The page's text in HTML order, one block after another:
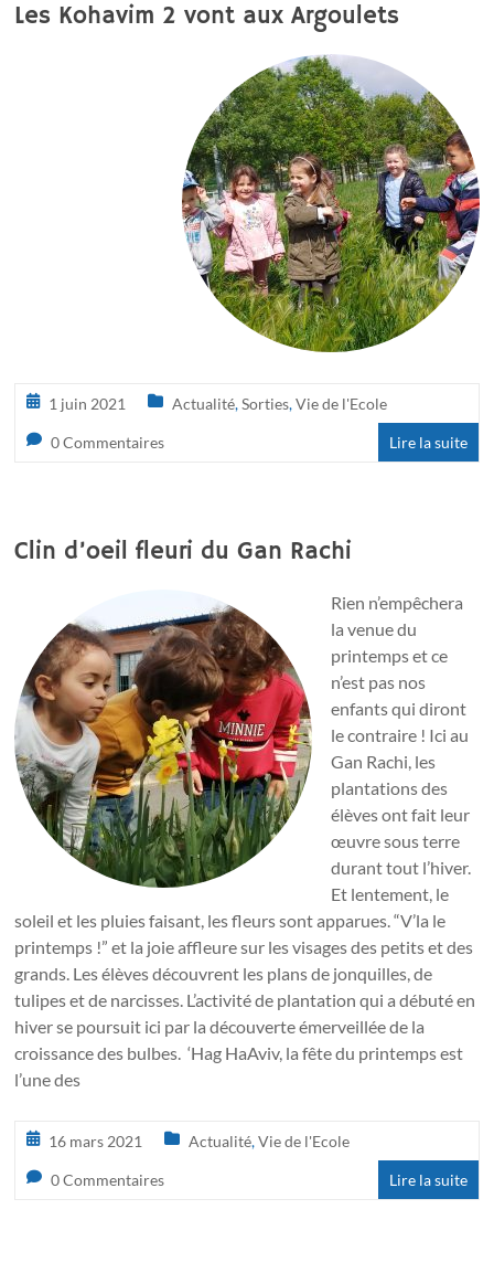
Les Kohavim 2 vont aux Argoulets
1 juin 2021 Actualité,Sorties,Vie de l'Ecole
0 Commentaires Lire la suite
Clin d’oeil fleuri du Gan Rachi
Rien n’empêchera
la venue du
printemps et ce
n’est pas nos
enfants qui diront
le contraire ! Ici au
Gan Rachi, les
plantations des
élèves ont fait leur
œuvre sous terre
durant tout l’hiver.
Et lentement, le
soleil et les pluies faisant, les fleurs sont apparues. “V’la le
printemps !” et la joie affleure sur les visages des petits et des
grands. Les élèves découvrent les plans de jonquilles, de
tulipes et de narcisses. L’activité de plantation qui a débuté en
hiver se poursuit ici par la découverte émerveillée de la
croissance des bulbes. ‘Hag HaAviv, la fête du printemps est
l’une des
16 mars 2021 Actualité,Vie de l'Ecole
0 Commentaires Lire la suite